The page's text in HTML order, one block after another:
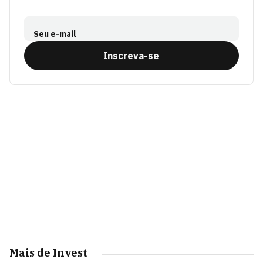
Seu e-mail
Inscreva-se
Mais de Invest